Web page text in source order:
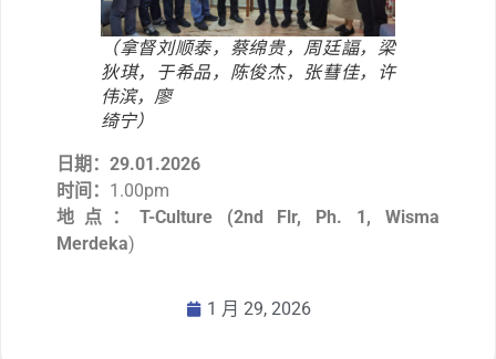
（拿督刘顺泰，蔡绵贵，周廷諨，梁
狄琪，于希品，陈俊杰，张蔧佳，许
伟滨，廖
绮宁）
日期：29.01.2026
时间： 1.00pm
地点：T-Culture (2nd Flr, Ph. 1, Wisma
Merdeka)
1 月 29, 2026